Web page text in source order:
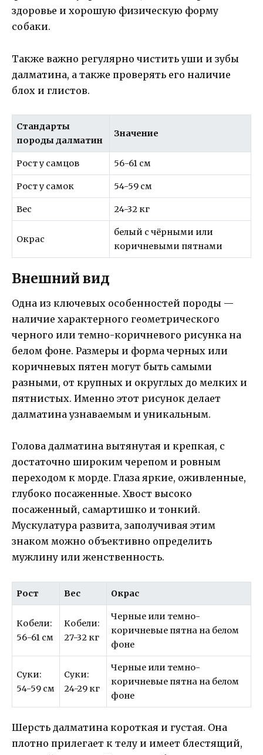
здоровье и хорошую физическую форму
собаки.
Также важно регулярно чистить уши и зубы
далматина, а также проверять его наличие
блох и глистов.
Стандарты
породы далматин
Значение
Рост у самцов 56-61 см
Рост у самок 54-59 см
Вес 24-32 кг
Окрас
белый с чёрными или
коричневыми пятнами
Внешний вид
Одна из ключевых особенностей породы —
наличие характерного геометрического
черного или темно-коричневого рисунка на
белом фоне. Размеры и форма черных или
коричневых пятен могут быть самыми
разными, от крупных и округлых до мелких и
пятнистых. Именно этот рисунок делает
далматина узнаваемым и уникальным.
Голова далматина вытянутая и крепкая, с
достаточно широким черепом и ровным
переходом к морде. Глаза яркие, оживленные,
глубоко посаженные. Хвост высоко
посаженный, самартишко и тонкий.
Мускулатура развита, заполучивая этим
знаком можно объективно определить
мужлину или женственность.
Рост Вес Окрас
Кобели:
56-61 см
Кобели:
27-32 кг
Черные или темно-
коричневые пятна на белом
фоне
Суки:
54-59 см
Суки:
24-29 кг
Черные или темно-
коричневые пятна на белом
фоне
Шерсть далматина короткая и густая. Она
плотно прилегает к телу и имеет блестящий,